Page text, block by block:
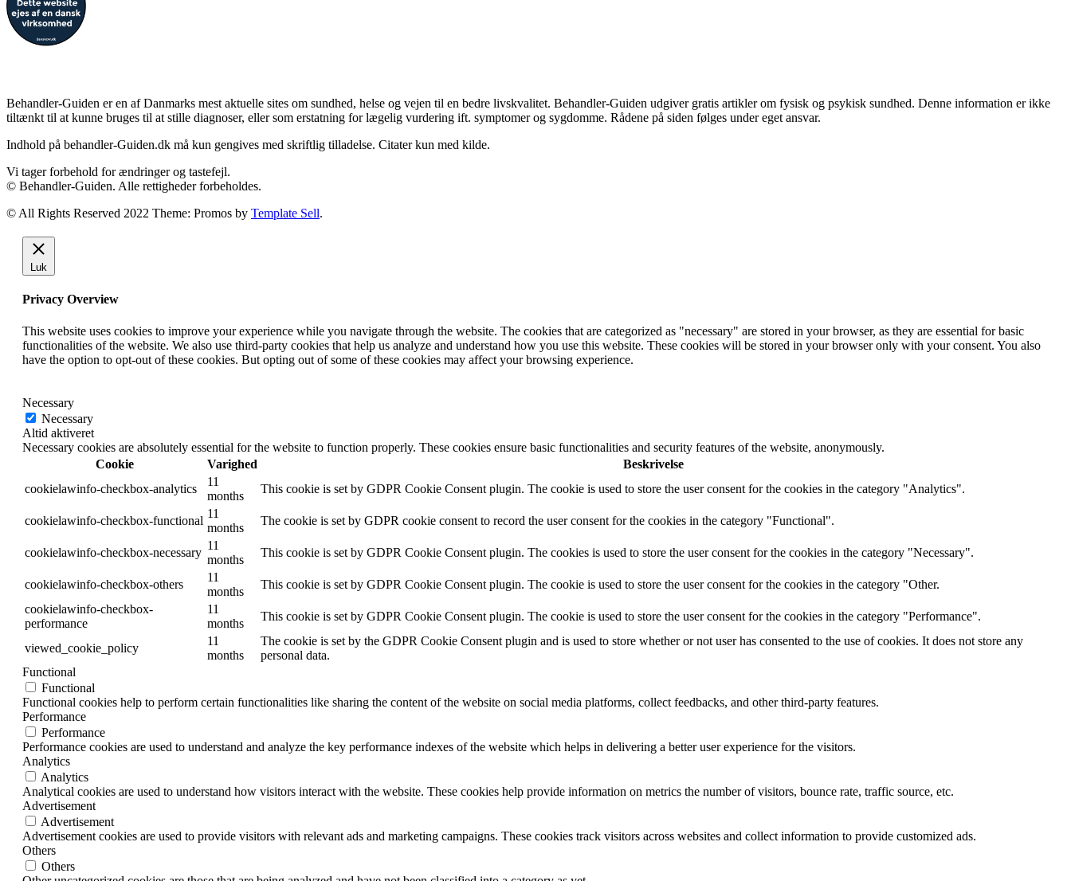
Behandler-Guiden er en af Danmarks mest aktuelle sites om sundhed, helse og vejen til en bedre livskvalitet. Behandler-Guiden udgiver gratis artikler om fysisk og psykisk sundhed. Denne information er ikke
tiltænkt til at kunne bruges til at stille diagnoser, eller som erstatning for lægelig vurdering ift. symptomer og sygdomme. Rådene på siden følges under eget ansvar.
Indhold på behandler-Guiden.dk må kun gengives med skriftlig tilladelse. Citater kun med kilde.
Vi tager forbehold for ændringer og tastefejl.
© Behandler-Guiden. Alle rettigheder forbeholdes.
© All Rights Reserved 2022 Theme: Promos by Template Sell.
Luk
Privacy Overview
This website uses cookies to improve your experience while you navigate through the website. The cookies that are categorized as "necessary" are stored in your browser, as they are essential for basic
functionalities of the website. We also use third-party cookies that help us analyze and understand how you use this website. These cookies will be stored in your browser only with your consent. You also
have the option to opt-out of these cookies. But opting out of some of these cookies may affect your browsing experience.
Necessary
Necessary
Altid aktiveret
Necessary cookies are absolutely essential for the website to function properly. These cookies ensure basic functionalities and security features of the website, anonymously.
Cookie
Varighed
Beskrivelse
cookielawinfo-checkbox-analytics
11
months
This cookie is set by GDPR Cookie Consent plugin. The cookie is used to store the user consent for the cookies in the category "Analytics".
cookielawinfo-checkbox-functional
11
months
The cookie is set by GDPR cookie consent to record the user consent for the cookies in the category "Functional".
cookielawinfo-checkbox-necessary
11
months
This cookie is set by GDPR Cookie Consent plugin. The cookies is used to store the user consent for the cookies in the category "Necessary".
cookielawinfo-checkbox-others
11
months
This cookie is set by GDPR Cookie Consent plugin. The cookie is used to store the user consent for the cookies in the category "Other.
cookielawinfo-checkbox-
performance
11
months
This cookie is set by GDPR Cookie Consent plugin. The cookie is used to store the user consent for the cookies in the category "Performance".
viewed_cookie_policy
11
months
The cookie is set by the GDPR Cookie Consent plugin and is used to store whether or not user has consented to the use of cookies. It does not store any
personal data.
Functional
Functional
Functional cookies help to perform certain functionalities like sharing the content of the website on social media platforms, collect feedbacks, and other third-party features.
Performance
Performance
Performance cookies are used to understand and analyze the key performance indexes of the website which helps in delivering a better user experience for the visitors.
Analytics
Analytics
Analytical cookies are used to understand how visitors interact with the website. These cookies help provide information on metrics the number of visitors, bounce rate, traffic source, etc.
Advertisement
Advertisement
Advertisement cookies are used to provide visitors with relevant ads and marketing campaigns. These cookies track visitors across websites and collect information to provide customized ads.
Others
Others